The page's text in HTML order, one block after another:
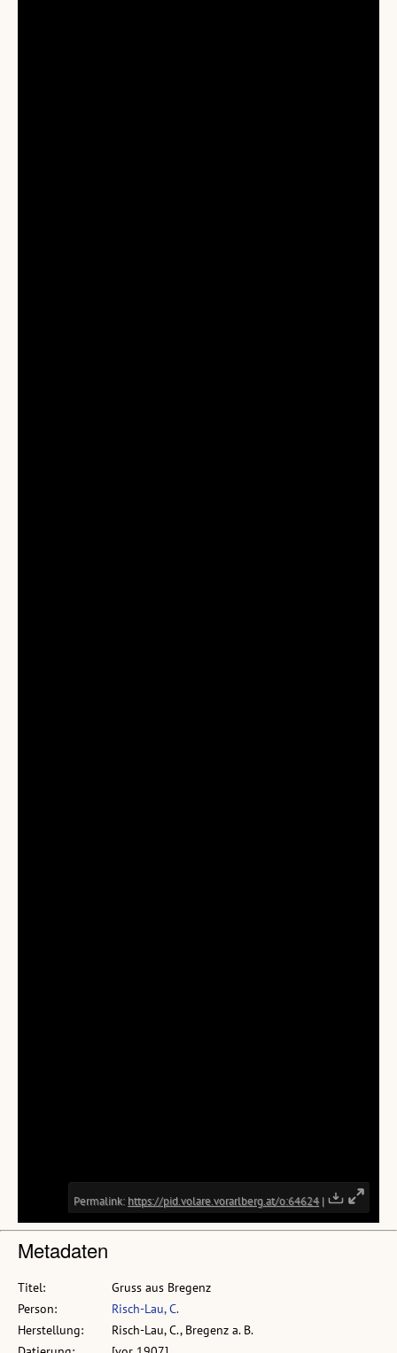
Metadaten
Titel:
Gruss aus Bregenz
Person:
Risch-Lau, C.
Herstellung:
Risch-Lau, C., Bregenz a. B.